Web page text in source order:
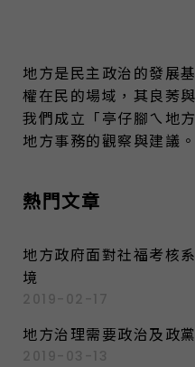
地方是民主政治的發展
權在民的場域，其良莠
我們成立「亭仔腳ㄟ地
地方事務的觀察與建議。
熱門文章
地方政府面對社福考核
境
2019-02-17
地方治理需要政治及政
2019-03-13